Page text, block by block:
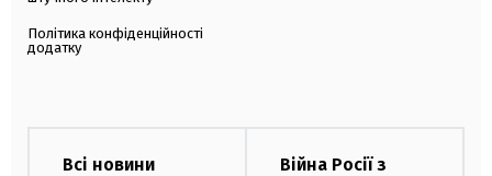
Політика конфіденційності
додатку
Всі новини
Війна Росії з